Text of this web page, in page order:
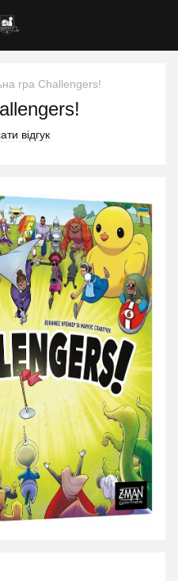
гра Challengers!
відгук